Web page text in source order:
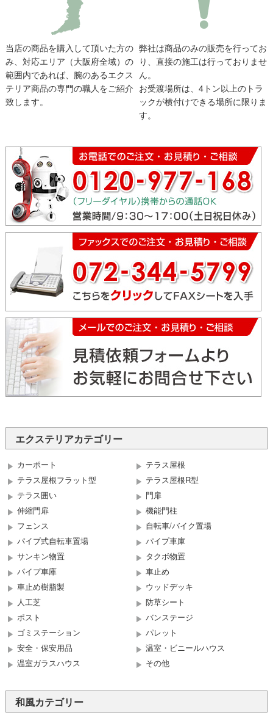
当店の商品を購入して頂いた方の
み、対応エリア（大阪府全域）の
範囲内であれば、腕のあるエクス
テリア商品の専門の職人をご紹介
致します。
弊社は商品のみの販売を行ってお
り、直接の施工は行っておりませ
ん。
お受渡場所は、4トン以上のトラ
ックが横付けできる場所に限りま
す。
エクステリアカテゴリー
カーポート
テラス屋根
テラス屋根フラット型
テラス屋根R型
テラス囲い
門扉
伸縮門扉
機能門柱
フェンス
自転車/バイク置場
パイプ式自転車置場
パイプ車庫
サンキン物置
タクボ物置
パイプ車庫
車止め
車止め樹脂製
ウッドデッキ
人工芝
防草シート
ポスト
バンステージ
ゴミステーション
パレット
安全・保安用品
温室・ビニールハウス
温室ガラスハウス
その他
和風カテゴリー